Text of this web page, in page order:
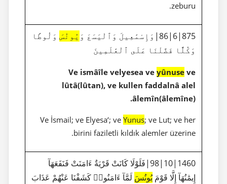
zeburu.
875|6|86|وَإِسْمَٰعِيلَ وَٱلْيَسَعَ وَ يُونُسَ وَلُوطًا
وَكُلًّا فَضَّلْنَا عَلَى ٱلْعَٰلَمِينَ
Ve ismâîle velyesea ve yûnuse ve
lûtâ(lûtan), ve kullen faddalnâ alel
âlemîn(âlemîne).
Ve İsmail; ve Elyesa‘; ve Yunus; ve Lut; ve her
birini faziletli kıldık alemler üzerine.
1460|10|98|فَلَوْلَا كَانَتْ قَرْيَةٌ ءَامَنَتْ فَنَفَعَهَآ
إِيمَٰنُهَآ إِلَّا قَوْمَيُونُسَ لَمَّآ ءَامَنُوا۟ كَشَفْنَا عَنْهُمْ عَذَابَ